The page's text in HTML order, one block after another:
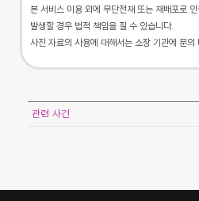
본 서비스 이용 외에 무단전재 또는 재배포로
발생할 경우 법적 책임을 질 수 있습니다.
사진 자료의 사용에 대해서는 소장 기관에 문의
관련 사건